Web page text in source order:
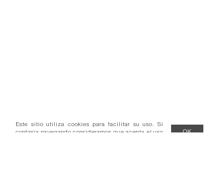
Más información